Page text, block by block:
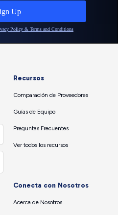
Recursos
Comparación de Proveedores
Guías de Equipo
Preguntas Frecuentes
Ver todos los recursos
Conecta con Nosotros
Acerca de Nosotros